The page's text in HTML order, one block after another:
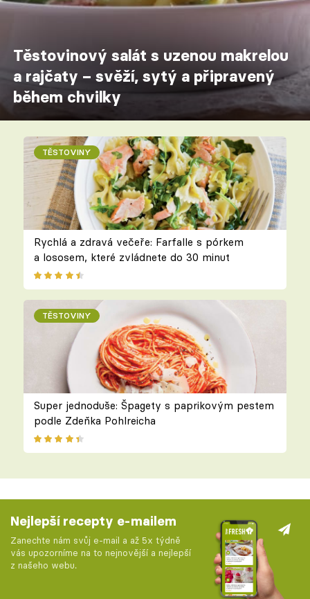
Těstovinový salát s uzenou makrelou
a rajčaty – svěží, sytý a připravený
během chvilky
TĚSTOVINY
Rychlá a zdravá večeře: Farfalle s pórkem
a lososem, které zvládnete do 30 minut
TĚSTOVINY
Super jednoduše: Špagety s paprikovým pestem
podle Zdeňka Pohlreicha
Nejlepší recepty e-mailem
Zanechte nám svůj e-mail a až 5x týdně
vás upozorníme na to nejnovější a nejlepší
z našeho webu.